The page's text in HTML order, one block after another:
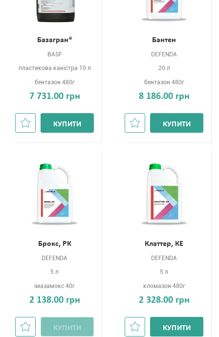
Базагран®
BASF
пластикова каністра 10 л
бентазон 480г
7 731.00 грн
КУПИТИ
Бантен
DEFENDA
20 л
бентазон 480г
8 186.00 грн
КУПИТИ
Брокс, РК
DEFENDA
5 л
імазамокс 40г
2 138.00 грн
КУПИТИ
Клаттер, КЕ
DEFENDA
5 л
кломазон 480г
2 328.00 грн
КУПИТИ